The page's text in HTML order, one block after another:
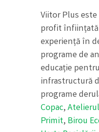
Viitor Plus
profit înființată
experiență în
programe de
educație
infrastructură
programe
Copac,
Primit, Birou